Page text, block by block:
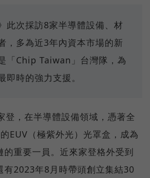
此次採訪8家半導體設備、材
，多為近3年內資本市場的新
「Chip Taiwan」台灣隊，為
即時的強力支援。
登，在半導體設備領域，憑著全
EUV（極紫外光）光罩盒，成為
的重要一員。近來家登格外受到
有2023年8月時帶頭創立集結30